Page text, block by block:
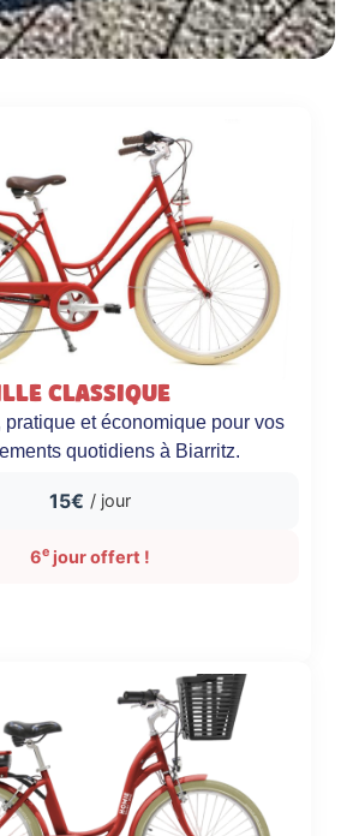
classique
pratique et économique pour vos
quotidiens à Biarritz.
15€ / jour
6e jour offert !